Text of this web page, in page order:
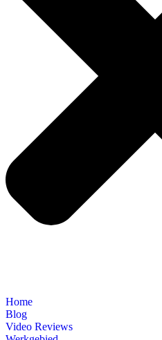
Home
Blog
Video Reviews